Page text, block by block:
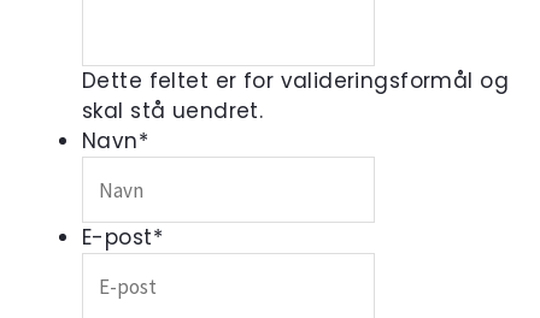
Dette feltet er for valideringsformål og
skal stå uendret.
Navn*
E-post*